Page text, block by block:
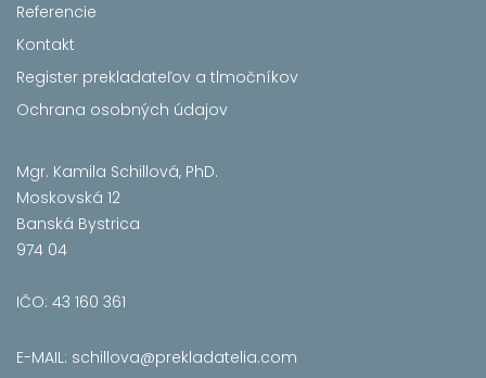
Referencie
Kontakt
Register prekladateľov a tlmočníkov
Ochrana osobných údajov
Mgr. Kamila Schillová, PhD.
Moskovská 12
Banská Bystrica
974 04
IČO: 43 160 361
E-MAIL: schillova@prekladatelia.com